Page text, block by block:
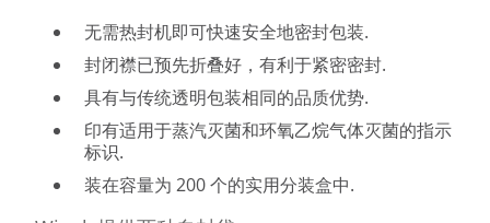
无需热封机即可快速安全地密封包装.
封闭襟已预先折叠好，有利于紧密密封.
具有与传统透明包装相同的品质优势.
印有适用于蒸汽灭菌和环氧乙烷气体灭菌的指示
标识.
装在容量为 200 个的实用分装盒中.